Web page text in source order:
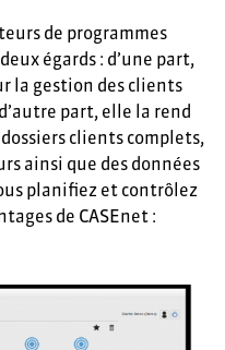
de programmes
égards : d’une part,
la gestion des clients
part, elle la rend
clients complets,
ainsi que des données
planifiez et contrôlez
de CASEnet :